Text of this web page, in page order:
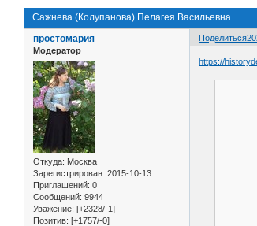
Сажнева (Колупанова) Пелагея Васильевна
Поделиться
простомария
Модератор
Откуда: Москва
Зарегистрирован: 2015-10-13
Приглашений: 0
Сообщений: 9944
Уважение: [+2328/-1]
Позитив: [+1757/-0]
https://